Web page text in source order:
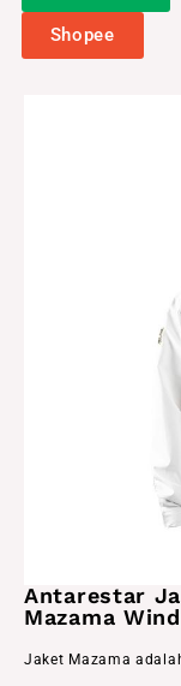
Shopee
Antarestar
Mazama
Jaket Mazama